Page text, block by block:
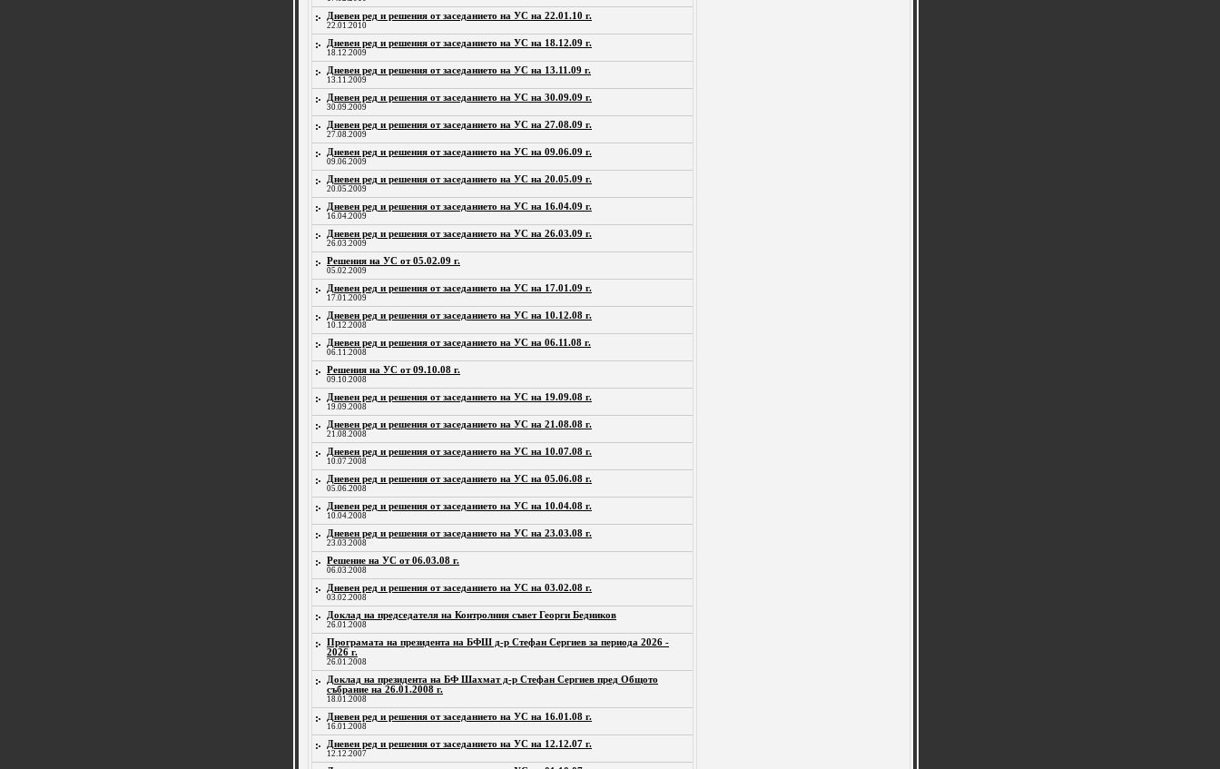
Дневен ред и решения от заседанието на УС на 22.01.10 г.
22.01.2010
Дневен ред и решения от заседанието на УС на 18.12.09 г.
18.12.2009
Дневен ред и решения от заседанието на УС на 13.11.09 г.
13.11.2009
Дневен ред и решения от заседанието на УС на 30.09.09 г.
30.09.2009
Дневен ред и решения от заседанието на УС на 27.08.09 г.
27.08.2009
Дневен ред и решения от заседанието на УС на 09.06.09 г.
09.06.2009
Дневен ред и решения от заседанието на УС на 20.05.09 г.
20.05.2009
Дневен ред и решения от заседанието на УС на 16.04.09 г.
16.04.2009
Дневен ред и решения от заседанието на УС на 26.03.09 г.
26.03.2009
Решения на УС от 05.02.09 г.
05.02.2009
Дневен ред и решения от заседанието на УС на 17.01.09 г.
17.01.2009
Дневен ред и решения от заседанието на УС на 10.12.08 г.
10.12.2008
Дневен ред и решения от заседанието на УС на 06.11.08 г.
06.11.2008
Решения на УС от 09.10.08 г.
09.10.2008
Дневен ред и решения от заседанието на УС на 19.09.08 г.
19.09.2008
Дневен ред и решения от заседанието на УС на 21.08.08 г.
21.08.2008
Дневен ред и решения от заседанието на УС на 10.07.08 г.
10.07.2008
Дневен ред и решения от заседанието на УС на 05.06.08 г.
05.06.2008
Дневен ред и решения от заседанието на УС на 10.04.08 г.
10.04.2008
Дневен ред и решения от заседанието на УС на 23.03.08 г.
23.03.2008
Решение на УС от 06.03.08 г.
06.03.2008
Дневен ред и решения от заседанието на УС на 03.02.08 г.
03.02.2008
Доклад на председателя на Контролния съвет Георги Бедников
26.01.2008
Програмата на президента на БФШ д-р Стефан Сергиев за периода 2026 -
2026 г.
26.01.2008
Доклад на президента на БФ Шахмат д-р Стефан Сергиев пред Общото
събрание на 26.01.2008 г.
18.01.2008
Дневен ред и решения от заседанието на УС на 16.01.08 г.
16.01.2008
Дневен ред и решения от заседанието на УС на 12.12.07 г.
12.12.2007